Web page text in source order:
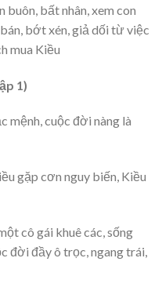
buôn, bất nhân, xem con
bớt xén, giả dối từ việc
mua Kiều
1)
mệnh, cuộc đời nàng là
gặp cơn nguy biến, Kiều
cô gái khuê các, sống
đời đầy ô trọc, ngang trái,